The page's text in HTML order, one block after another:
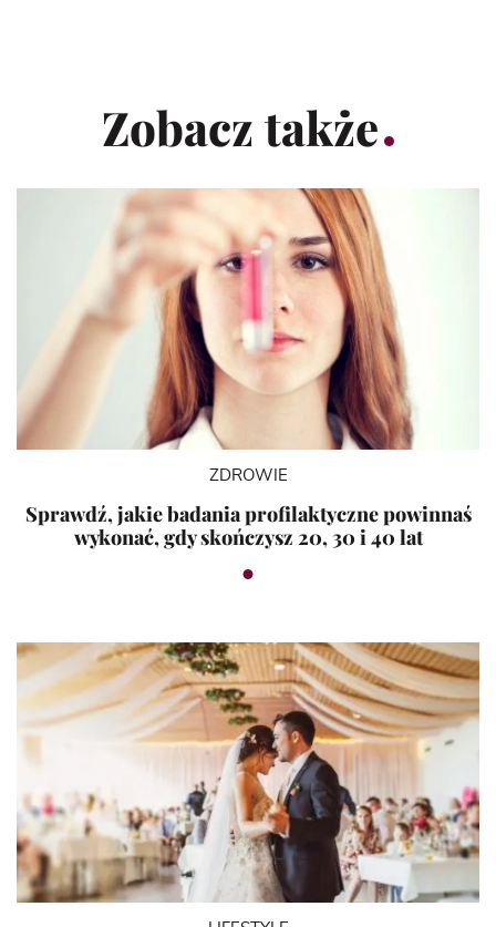
Zobacz także
ZDROWIE
Sprawdź, jakie badania profilaktyczne powinnaś
wykonać, gdy skończysz 20, 30 i 40 lat